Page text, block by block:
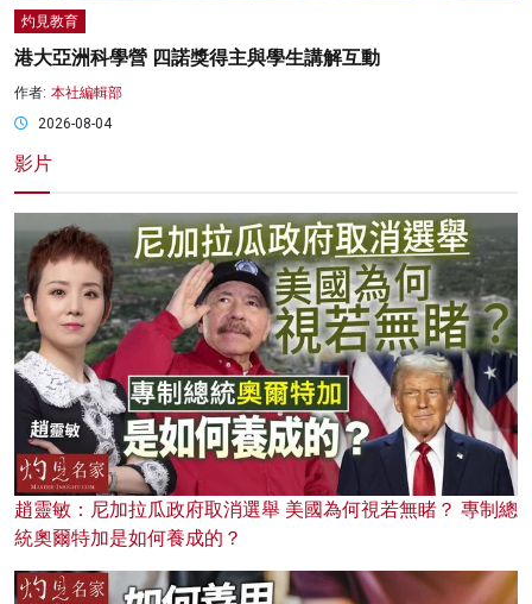
灼見教育
港大亞洲科學營 四諾獎得主與學生講解互動
作者: 本社編輯部
2026-08-04
影片
趙靈敏：尼加拉瓜政府取消選舉 美國為何視若無睹？ 專制總
統奧爾特加是如何養成的？